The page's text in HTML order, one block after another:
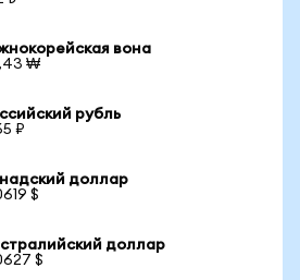
вона
₩
рубль
₽
доллар
$
доллар
$